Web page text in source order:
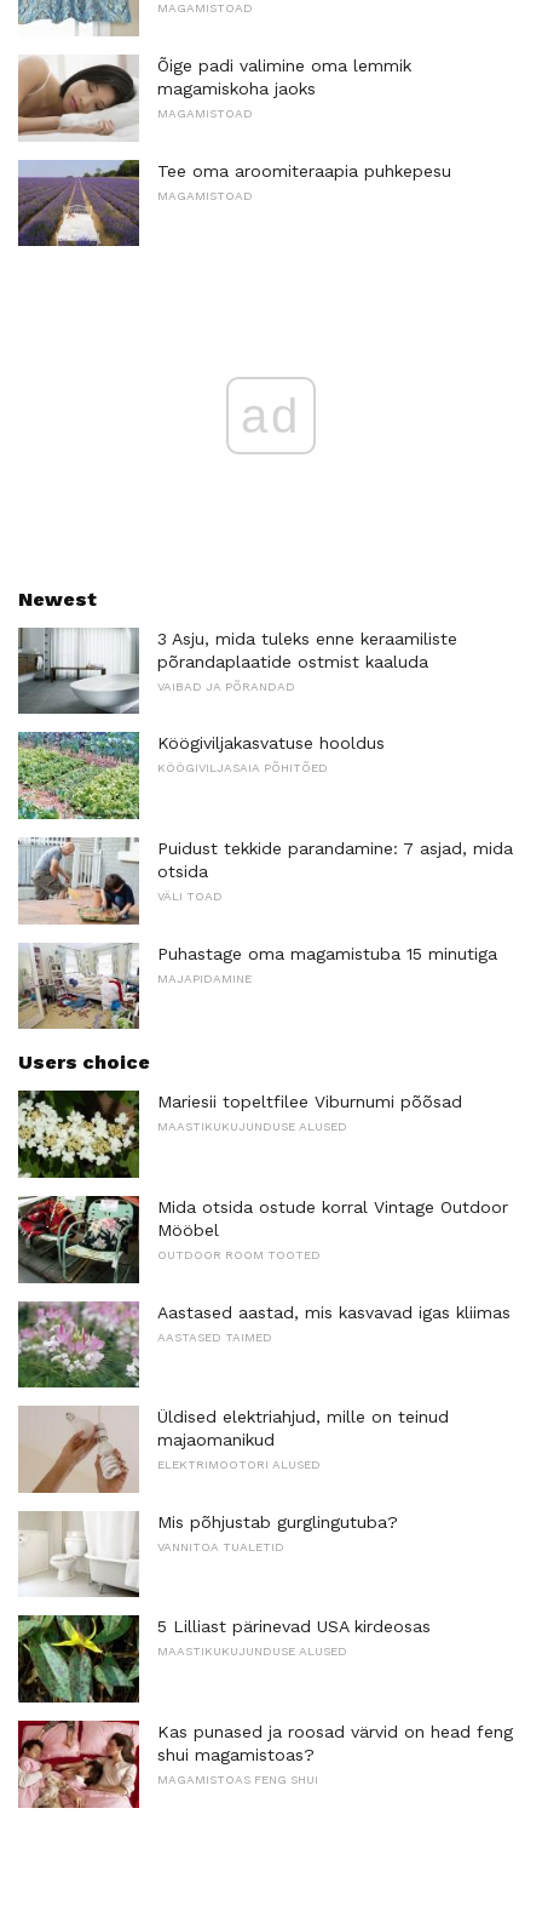
MAGAMISTOAD
Õige padi valimine oma lemmik
magamiskoha jaoks
MAGAMISTOAD
Tee oma aroomiteraapia puhkepesu
MAGAMISTOAD
ad
Newest
3 Asju, mida tuleks enne keraamiliste
põrandaplaatide ostmist kaaluda
VAIBAD JA PÕRANDAD
Köögiviljakasvatuse hooldus
KÖÖGIVILJASAIA PÕHITÕED
Puidust tekkide parandamine: 7 asjad, mida
otsida
VÄLI TOAD
Puhastage oma magamistuba 15 minutiga
MAJAPIDAMINE
Users choice
Mariesii topeltfilee Viburnumi põõsad
MAASTIKUKUJUNDUSE ALUSED
Mida otsida ostude korral Vintage Outdoor
Mööbel
OUTDOOR ROOM TOOTED
Aastased aastad, mis kasvavad igas kliimas
AASTASED TAIMED
Üldised elektriahjud, mille on teinud
majaomanikud
ELEKTRIMOOTORI ALUSED
Mis põhjustab gurglingutuba?
VANNITOA TUALETID
5 Lilliast pärinevad USA kirdeosas
MAASTIKUKUJUNDUSE ALUSED
Kas punased ja roosad värvid on head feng
shui magamistoas?
MAGAMISTOAS FENG SHUI